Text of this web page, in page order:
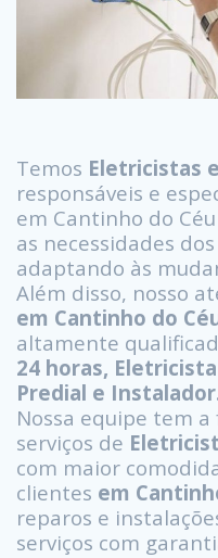
Temos Eletricistas
responsáveis e
em Cantinho do
as necessidades
adaptando às
Além disso, nosso
em Cantinho do
altamente
24 horas,
Predial e
Nossa equipe tem
serviços de
com maior
clientes em
reparos e
serviços com